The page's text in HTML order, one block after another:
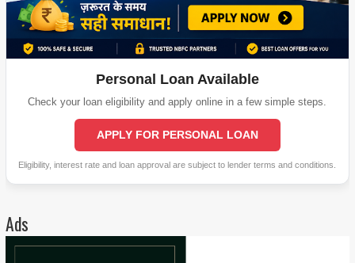
Personal Loan Available
Check your loan eligibility and apply online in a few simple steps.
APPLY FOR PERSONAL LOAN
Eligibility, interest rate and loan approval are subject to lender terms and conditions.
Ads